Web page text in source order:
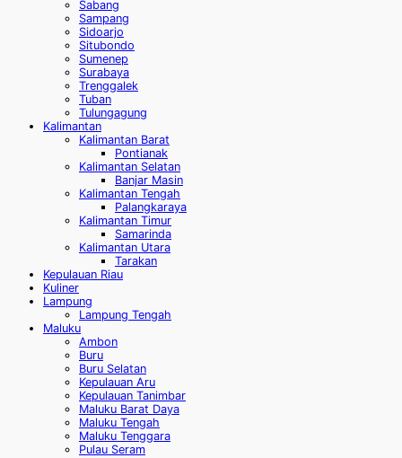
Sabang
Sampang
Sidoarjo
Situbondo
Sumenep
Surabaya
Trenggalek
Tuban
Tulungagung
Kalimantan
Kalimantan Barat
Pontianak
Kalimantan Selatan
Banjar Masin
Kalimantan Tengah
Palangkaraya
Kalimantan Timur
Samarinda
Kalimantan Utara
Tarakan
Kepulauan Riau
Kuliner
Lampung
Lampung Tengah
Maluku
Ambon
Buru
Buru Selatan
Kepulauan Aru
Kepulauan Tanimbar
Maluku Barat Daya
Maluku Tengah
Maluku Tenggara
Pulau Seram